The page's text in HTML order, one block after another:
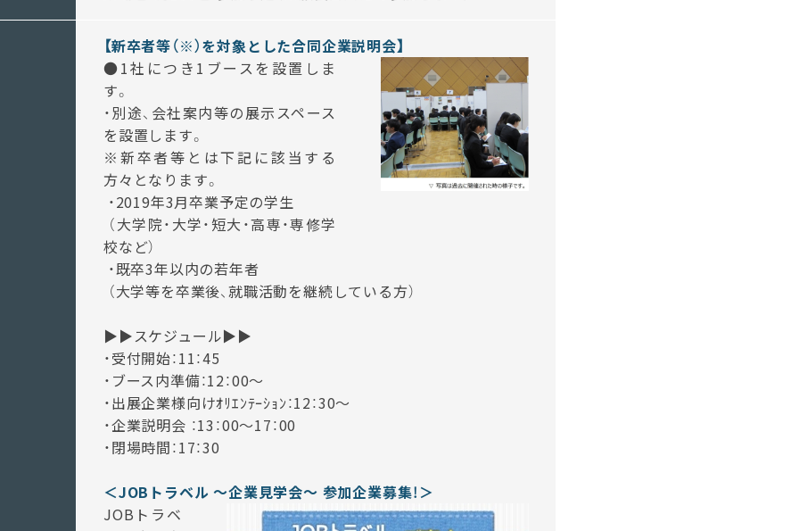
【新卒者等（※）を対象とした合同企業説明会】
●1社につき1ブースを設置しま
す。
・別途、会社案内等の展示スペース
を設置します。
※新卒者等とは下記に該当する
方々となります。
・2019年3月卒業予定の学生
（大学院・大学・短大・高専・専修学
校など）
・既卒3年以内の若年者
（大学等を卒業後、就職活動を継続している方）
▶▶スケジュール▶▶
・受付開始：11：45
・ブース内準備：12：00～
・出展企業様向けｵﾘｴﾝﾃｰｼｮﾝ：12：30～
・企業説明会 ：13：00～17：00
・閉場時間：17：30
＜JOB トラベル ～企業見学会～ 参加企業募集！＞
JOBトラベ